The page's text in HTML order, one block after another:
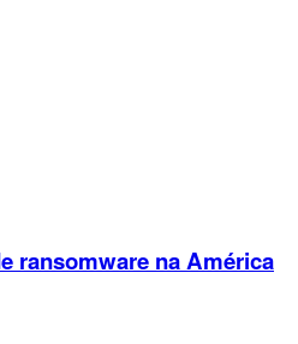
ransomware na América